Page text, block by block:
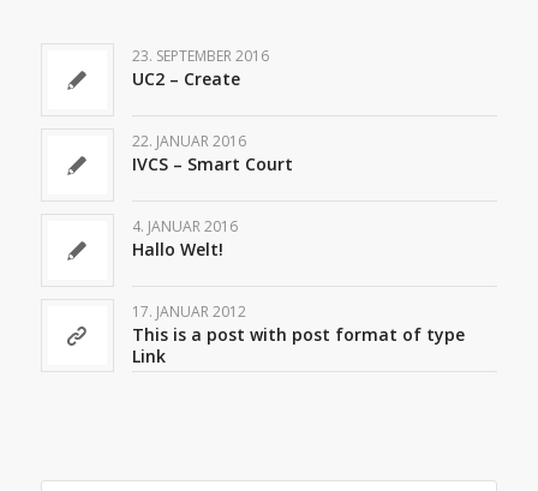
23. SEPTEMBER 2016
UC2 – Create
22. JANUAR 2016
IVCS – Smart Court
4. JANUAR 2016
Hallo Welt!
17. JANUAR 2012
This is a post with post format of type
Link